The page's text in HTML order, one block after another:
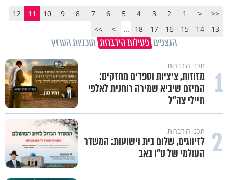
<<
<
1
2
3
4
5
6
7
8
9
10
11
12
13
14
15
16
17
18
...
>
>>
הנצפים פעילות הידברות תוכניות הערוץ
1 תכני הידברות
מזוזות, ציציות וספרים מחזקים:
המיזם שיביא שמירה רוחנית לאלפי
חיילי צה"ל
2 תכני הידברות
לזיווגים, שלום בית וישועות: המשדר
העולמי של ט"ו באב